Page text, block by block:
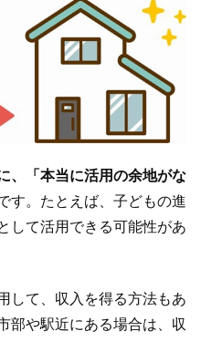
、「本当に活用の余地がな
す。たとえば、子どもの進
して活用できる可能性があ
して、収入を得る方法もあ
部や駅近にある場合は、収